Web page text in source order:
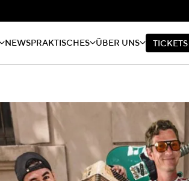
NEWS PRAKTISCHES ÜBER UNS IC K E TS
TICKETS